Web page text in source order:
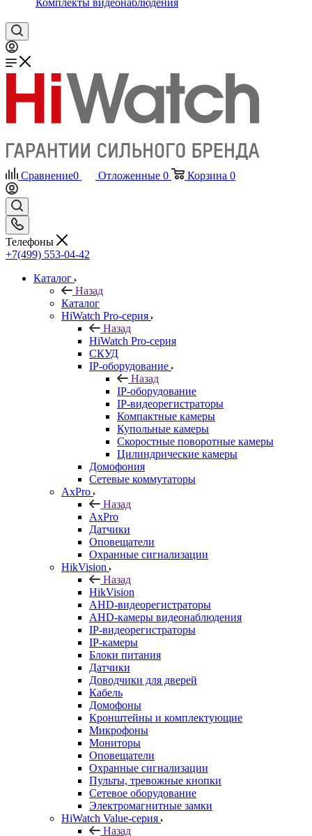
Комплекты видеонаблюдения
Сравнение0 Отложенные 0 Корзина 0
Телефоны
+7(499) 553-04-42
Каталог
Назад
Каталог
HiWatch Pro-серия
Назад
HiWatch Pro-серия
CКУД
IP-оборудование
Назад
IP-оборудование
IP-видеорегистраторы
Компактные камеры
Купольные камеры
Скоростные поворотные камеры
Цилиндрические камеры
Домофония
Сетевые коммутаторы
AxPro
Назад
AxPro
Датчики
Оповещатели
Охранные сигнализации
HikVision
Назад
HikVision
AHD-видеорегистраторы
AHD-камеры видеонаблюдения
IP-видеорегистраторы
IP-камеры
Блоки питания
Датчики
Доводчики для дверей
Кабель
Домофоны
Кронштейны и комплектующие
Микрофоны
Мониторы
Оповещатели
Охранные сигнализации
Пульты, тревожные кнопки
Сетевое оборудование
Электромагнитные замки
HiWatch Value-серия
Назад